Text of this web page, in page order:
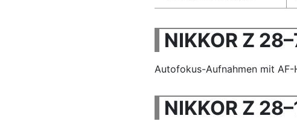
NIKKOR Z
Autofokus-Aufnahmen mit
NIKKOR Z